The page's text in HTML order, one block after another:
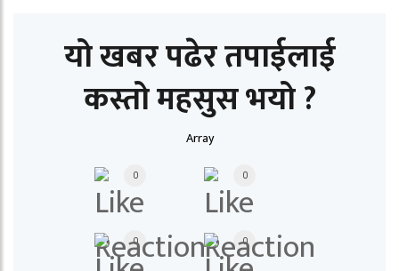
यो खबर पढेर तपाईलाई
कस्तो महसुस भयो ?
Array
0 0
0 0